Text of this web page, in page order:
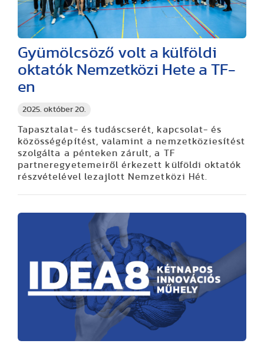
2025. október 20.
Gyümölcsöző volt a külföldi
oktatók Nemzetközi Hete a TF-
en
Tapasztalat- és tudáscserét, kapcsolat- és
közösségépítést, valamint a nemzetköziesítést
szolgálta a pénteken zárult, a TF
partneregyetemeiről érkezett külföldi oktatók
részvételével lezajlott Nemzetközi Hét.